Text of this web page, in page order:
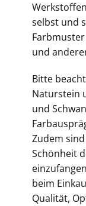
selbst und
und
Bitte
Naturstein
und
Zudem
Schönheit
beim
Qualität,